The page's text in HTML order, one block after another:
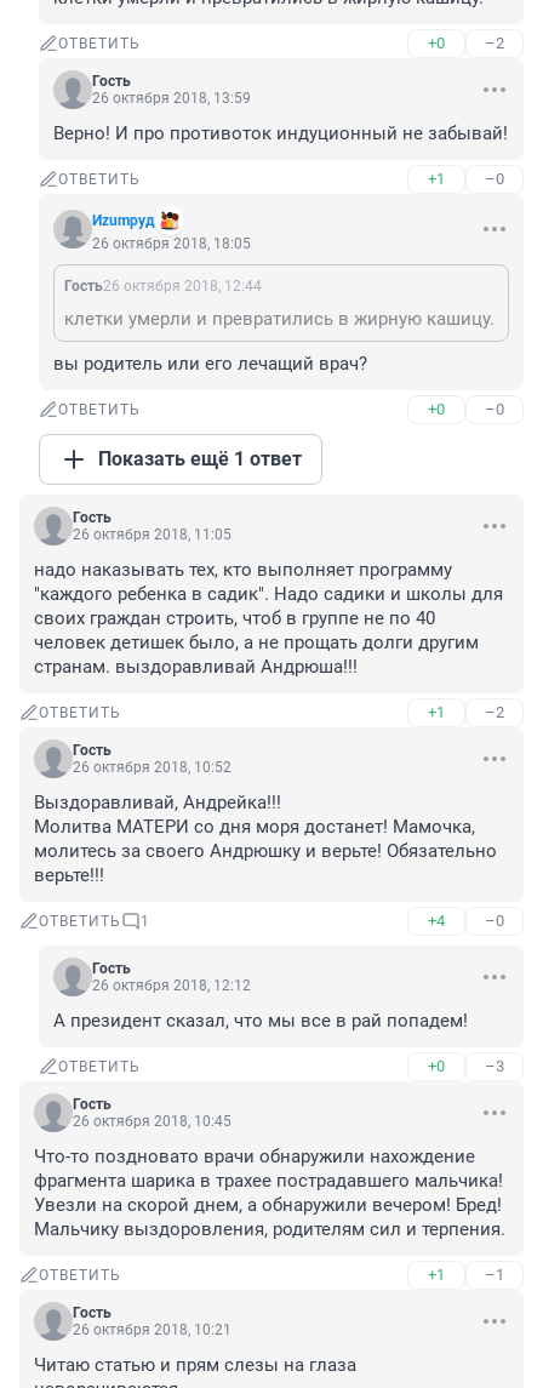
ОТВЕТИТЬ +0 –2
Гость
26 октября 2018, 13:59
Верно! И про противоток индуционный не забывай!
ОТВЕТИТЬ +1 –0
Иzumруд
26 октября 2018, 18:05
Гость26 октября 2018, 12:44
клетки умерли и превратились в жирную кашицу.
вы родитель или его лечащий врач?
ОТВЕТИТЬ +0 –0
Показать ещё 1 ответ
Гость
26 октября 2018, 11:05
надо наказывать тех, кто выполняет программу
"каждого ребенка в садик". Надо садики и школы для
своих граждан строить, чтоб в группе не по 40
человек детишек было, а не прощать долги другим
странам. выздоравливай Андрюша!!!
ОТВЕТИТЬ +1 –2
Гость
26 октября 2018, 10:52
Выздоравливай, Андрейка!!!
Молитва МАТЕРИ со дня моря достанет! Мамочка,
молитесь за своего Андрюшку и верьте! Обязательно
верьте!!!
ОТВЕТИТЬ 1 +4 –0
Гость
26 октября 2018, 12:12
А президент сказал, что мы все в рай попадем!
ОТВЕТИТЬ +0 –3
Гость
26 октября 2018, 10:45
Что-то поздновато врачи обнаружили нахождение
фрагмента шарика в трахее пострадавшего мальчика!
Увезли на скорой днем, а обнаружили вечером! Бред!
Мальчику выздоровления, родителям сил и терпения.
ОТВЕТИТЬ +1 –1
Гость
26 октября 2018, 10:21
Читаю статью и прям слезы на глаза